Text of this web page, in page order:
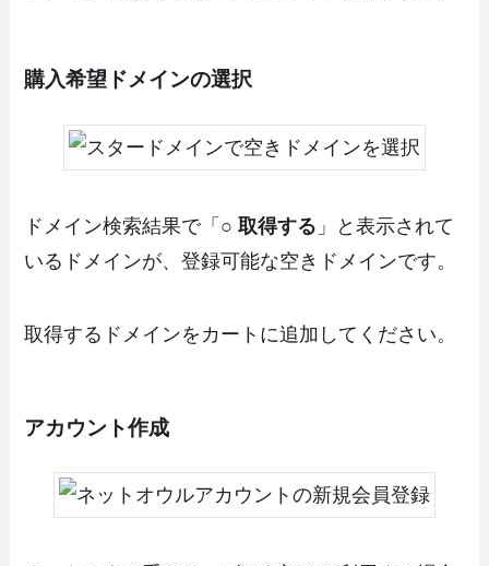
購入希望ドメインの選択
ドメイン検索結果で「 ○ 取得する 」と表示されて
いるドメインが、登録可能な空きドメインです。
取得するドメインをカートに追加してください。
アカウント作成